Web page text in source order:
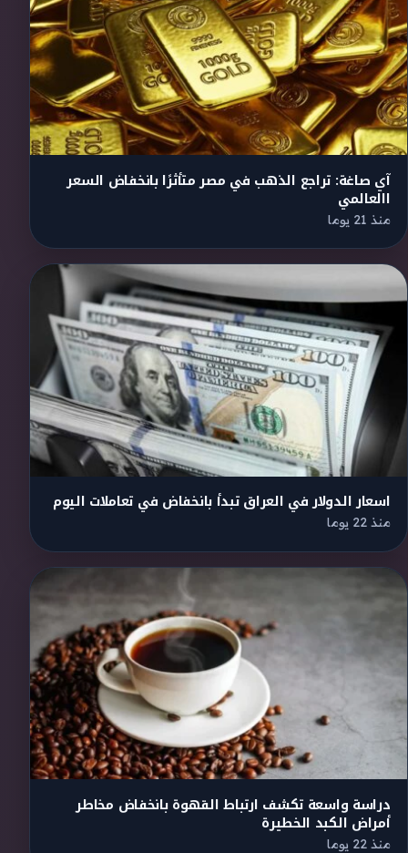
آي صاغة: تراجع الذهب في مصر متأثرًا بانخفاض السعر
االعالمي
منذ 21 يوما
اسعار الدولار في العراق تبدأ بانخفاض في تعاملات اليوم
منذ 22 يوما
دراسة واسعة تكشف ارتباط القهوة بانخفاض مخاطر
أمراض الكبد الخطيرة
منذ 22 يوما